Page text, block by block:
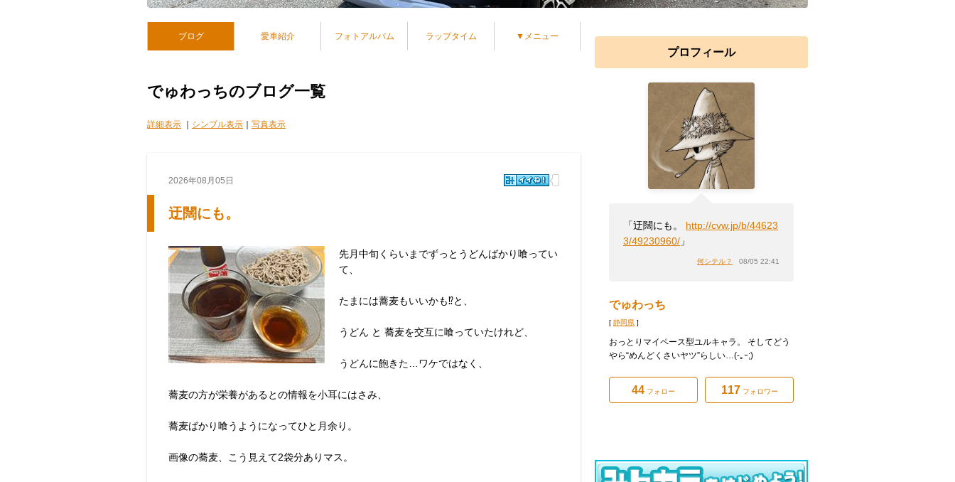
ブログ 愛車紹介 フォトアルバム ラップタイム ▼メニュー
でゅわっちのブログ一覧
詳細表示 シンプル表示 写真表示
2026年08月05日
迂闊にも。
先月中旬くらいまでずっとうどんばかり喰ってい
て、
たまには蕎麦もいいかも⁉︎と、
うどん と 蕎麦を交互に喰っていたけれど、
うどんに飽きた…ワケではなく、
蕎麦の方が栄養があるとの情報を小耳にはさみ、
蕎麦ばかり喰うようになってひと月余り。
画像の蕎麦、こう見えて2袋分ありマス。
プロフィール
「迂闊にも。 http://cvw.jp/b/44623
3/49230960/ 」
何シテル？ 08/05 22:41
でゅわっち
[ 静岡県 ]
おっとりマイペース型ユルキャラ。 そしてどう
やら“めんどくさいヤツ”らしい…(-｡ｰ;)
44 フォロー 117 フォロワー